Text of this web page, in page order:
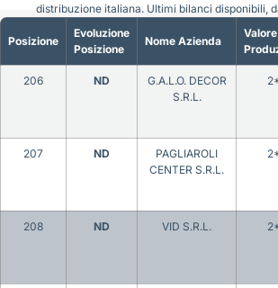
Posizione
Evoluzione
Posizione
Nome Azienda
Valore
206 ND
G.A.L.O. DECOR
S.R.L.
207 ND
PAGLIAROLI
CENTER S.R.L.
208 ND VID S.R.L.
distribuzione italiana. Ultimi bilanci disponibili,